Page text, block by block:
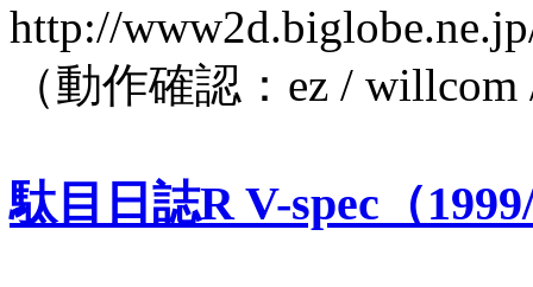
http://
（動作確認：ez /
駄目日誌R V-spec（